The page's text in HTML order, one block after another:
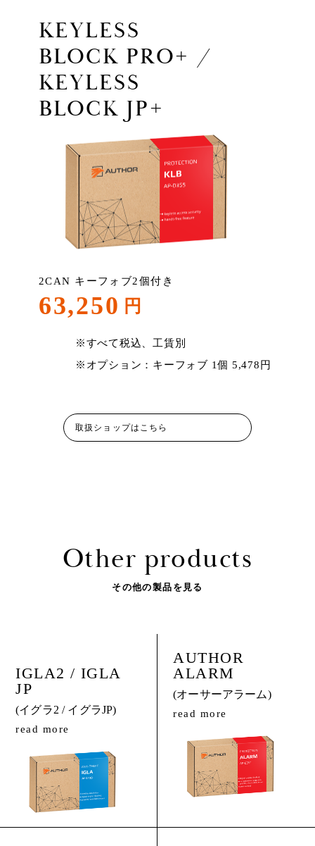
KEYLESS
BLOCK PRO+ /
KEYLESS
BLOCK JP+
2CAN キーフォブ2個付き
63,250 円
※すべて税込、工賃別
※オプション：キーフォブ 1個 5,478円
取扱ショップはこちら
Other products
その他の製品を見る
IGLA2 / IGLA
JP
(イグラ2 / イグラJP)
read more
AUTHOR
ALARM
(オーサーアラーム)
read more